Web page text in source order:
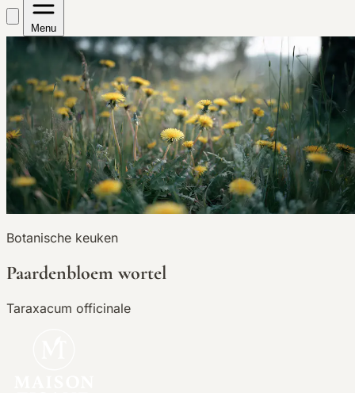
Menu
Botanische keuken
Paardenbloem wortel
Taraxacum officinale